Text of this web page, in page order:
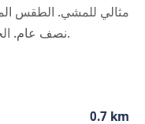
مثالي للمشي. الطقس
نصف عام. الجولف في متناول اليد بقليل من القيادة.
0.7 km